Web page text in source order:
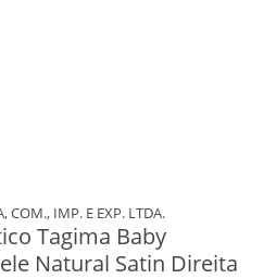
COM., IMP. E EXP. LTDA.
Tagima Baby
Natural Satin Direita